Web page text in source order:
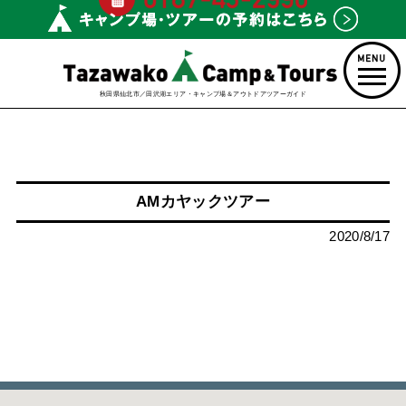
秋田県仙北市／田沢湖エリア・キャンプ場＆アウトドアツアーガイド
AMカヤックツアー
2020/8/17